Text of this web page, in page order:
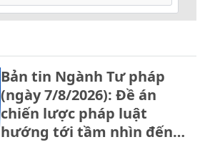
Bản tin Ngành Tư pháp
(ngày 7/8/2026): Đề án
chiến lược pháp luật
hướng tới tầm nhìn đến